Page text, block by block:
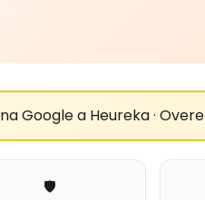
na Google a Heureka ·
🛡️